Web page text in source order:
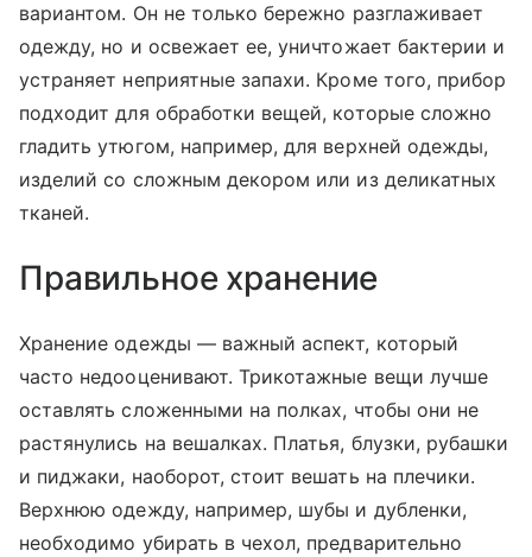
вариантом. Он не только бережно разглаживает
одежду, но и освежает ее, уничтожает бактерии и
устраняет неприятные запахи. Кроме того, прибор
подходит для обработки вещей, которые сложно
гладить утюгом, например, для верхней одежды,
изделий со сложным декором или из деликатных
тканей.
Правильное хранение
Хранение одежды — важный аспект, который
часто недооценивают. Трикотажные вещи лучше
оставлять сложенными на полках, чтобы они не
растянулись на вешалках. Платья, блузки, рубашки
и пиджаки, наоборот, стоит вешать на плечики.
Верхнюю одежду, например, шубы и дубленки,
необходимо убирать в чехол, предварительно